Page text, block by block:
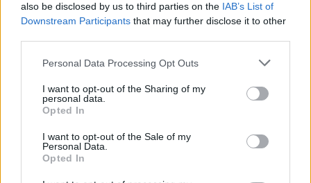
also be disclosed by us to third parties on the IAB’s List of
Downstream Participants that may further disclose it to other
Please note that this website/app uses one or more Google
not limited to your visit or usage behaviour. You may click to
grant or deny consent to Google and its third-party tags to
use your data for below specified purposes in below Google
consent section.
Personal Data Processing Opt Outs
I want to opt-out of the Sharing of my
personal data.
Opted In
I want to opt-out of the Sale of my
Personal Data.
Opted In
„Tizenegyesrúgásokkal nyert”: Ultimaker 2
Az év újonca: Bee TheFirst (BeeVeryCreative)